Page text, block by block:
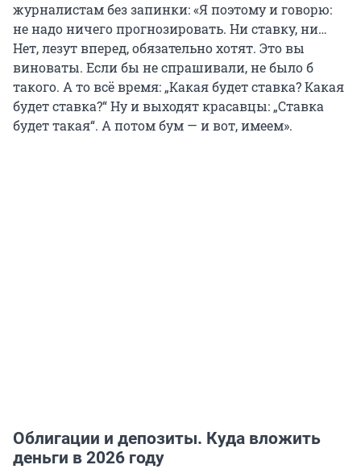
журналистам без запинки: «Я поэтому и говорю:
не надо ничего прогнозировать. Ни ставку, ни…
Нет, лезут вперед, обязательно хотят. Это вы
виноваты. Если бы не спрашивали, не было б
такого. А то всё время: „Какая будет ставка? Какая
будет ставка?“ Ну и выходят красавцы: „Ставка
будет такая“. А потом бум — и вот, имеем».
Облигации и депозиты. Куда вложить
деньги в 2026 году